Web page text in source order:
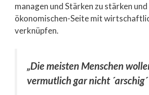
managen und Stärken zu stärken
ökonomischen-Seite mit
verknüpfen.
„Die meisten Menschen
vermutlich gar nicht